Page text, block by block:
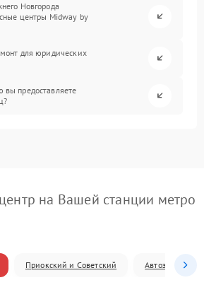
Новгорода
центры Midway by
для юридических
предоставляете
на Вашей станции метро
Приокский и Советский Автозаводский